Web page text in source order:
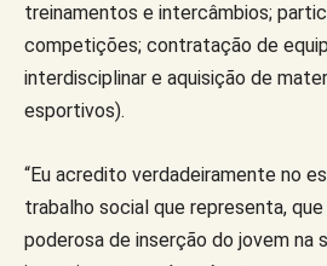
treinamentos e intercâmbios;
competições; contratação de
interdisciplinar e aquisição de
esportivos).
“Eu acredito verdadeiramente no
trabalho social que representa,
poderosa de inserção do jovem na